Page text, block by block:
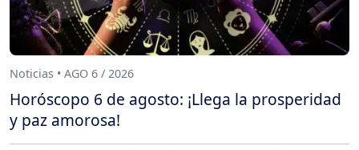
Noticias • AGO 6 / 2026
Horóscopo 6 de agosto: ¡Llega la prosperidad
y paz amorosa!